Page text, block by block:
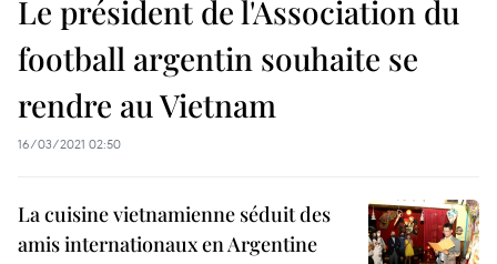
Le président de l'Association du
football argentin souhaite se
rendre au Vietnam
16/03/2021 02:50
La cuisine vietnamienne séduit des
amis internationaux en Argentine